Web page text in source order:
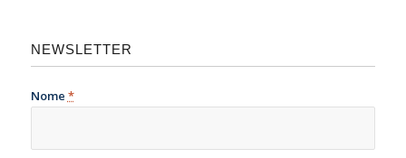
NEWSLETTER
Nome *